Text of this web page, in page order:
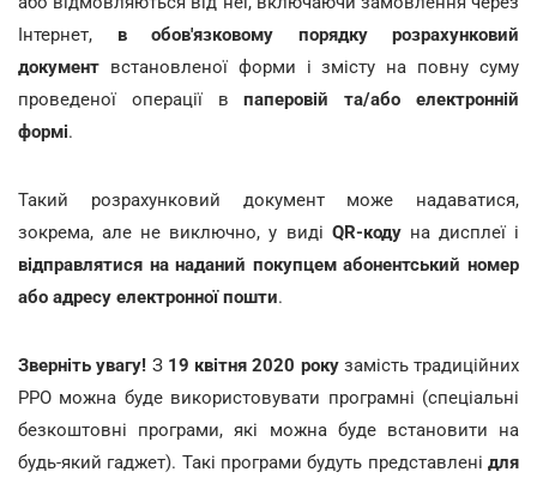
Інтернет, в обов'язковому порядку розрахунковий
документ встановленої форми і змісту на повну суму
проведеної операції впаперовій та/або електронній
формі.
Такий розрахунковий документ може надаватися,
зокрема, але не виключно, у виді QR-кодуна дисплеї і
відправлятися на наданий покупцем абонентський номер
або адресу електронної пошти.
Зверніть увагу! З19 квітня 2020 рокузамість традиційних
РРО можна буде використовувати програмні (спеціальні
безкоштовні програми, які можна буде встановити на
будь-який гаджет). Такі програми будуть представлені для